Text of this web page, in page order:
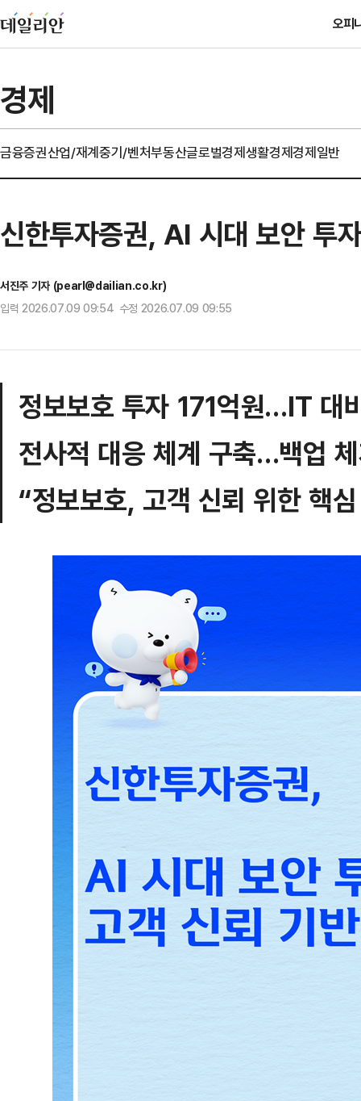
오피
경제
금융증권산업/재계중기/벤처부동산글로벌경제생활경제경제일반
신한투자증권, AI 시대 보안 투
서진주 기자 (pearl@dailian.co.kr)
입력 2026.07.09 09:54 수정 2026.07.09 09:55
정보보호 투자 171억원…IT 대
전사적 대응 체계 구축…백업
“정보보호, 고객 신뢰 위한 핵